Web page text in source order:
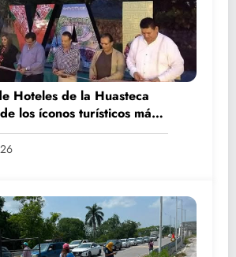
Hoteles de la Huasteca
los íconos turísticos más
de Ciudad Valles